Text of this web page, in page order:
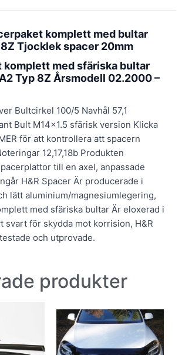
komplett med bultar
Tjocklek spacer 20mm
komplett med sfäriska bultar
Typ 8Z Årsmodell 02.2000 –
Bultcirkel 100/5 Navhål 57,1
Bult M14x1.5 sfärisk version Klicka
för att kontrollera att spacern
12,17,18b Produkten
till en axel, anpassade
H&R Spacer Är producerade i
lätt aluminium/magnesiumlegering,
med sfäriska bultar Är eloxerad i
svart för skydda mot korrision, H&R
och utprovade.
produkter